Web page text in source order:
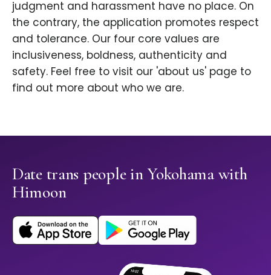
judgment and harassment have no place. On
the contrary, the application promotes respect
and tolerance. Our four core values are
inclusiveness, boldness, authenticity and
safety. Feel free to visit our 'about us' page to
find out more about who we are.
Date trans people in Yokohama with
Himoon